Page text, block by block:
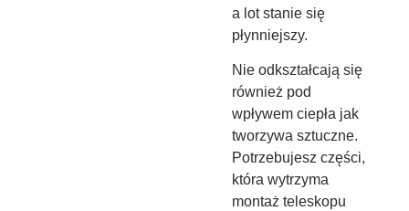
a lot stanie się
płynniejszy.
Nie odkształcają się
również pod
wpływem ciepła jak
tworzywa sztuczne.
Potrzebujesz części,
która wytrzyma
montaż teleskopu